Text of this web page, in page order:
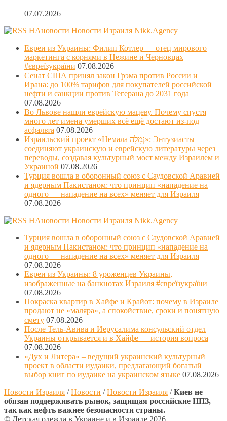
07.07.2026
НАновости Новости Израиля Nikk.Agency
Евреи из Украины: Филип Котлер — отец мирового
маркетинга с корнями в Нежине и Черновцах
#євреїзукраїни 07.08.2026
Сенат США принял закон Грэма против России и
Ирана: до 100% тарифов для покупателей российской
нефти и санкции против Тегерана до 2031 года
07.08.2026
Во Львове нашли еврейскую мацеву. Почему спустя
много лет имена умерших всё ещё достают из-под
асфальта 07.08.2026
Израильский проект «Немала נְמָלָה»: Энтузиасты
соединяют украинскую и еврейскую литературы через
переводы, создавая культурный мост между Израилем и
Украиной 07.08.2026
Турция вошла в оборонный союз с Саудовской Аравией
и ядерным Пакистаном: что принцип «нападение на
одного — нападение на всех» меняет для Израиля
07.08.2026
НАновости Новости Израиля Nikk.Agency
Турция вошла в оборонный союз с Саудовской Аравией
и ядерным Пакистаном: что принцип «нападение на
одного — нападение на всех» меняет для Израиля
07.08.2026
Евреи из Украины: 8 уроженцев Украины,
изображенные на банкнотах Израиля #євреїзукраїни
07.08.2026
Покраска квартир в Хайфе и Крайот: почему в Израиле
продают не «маляра», а спокойствие, сроки и понятную
смету 07.08.2026
После Тель-Авива и Иерусалима консульский отдел
Украины открывается и в Хайфе — история вопроса
07.08.2026
«Дух и Литера» – ведущий украинский культурный
проект в области иудаики, предлагающий богатый
выбор книг по иудаике на украинском языке 07.08.2026
Новости Израиля /Новости /Новости Израиля /Киев не
обязан поддерживать рынок, защищая российские НПЗ,
так как нефть важнее безопасности страны.